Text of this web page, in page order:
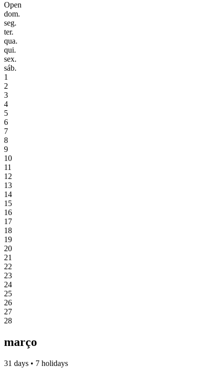
Open
dom.
seg.
ter.
qua.
qui.
sex.
sáb.
1
2
3
4
5
6
7
8
9
10
11
12
13
14
15
16
17
18
19
20
21
22
23
24
25
26
27
28
março
31 days • 7 holidays